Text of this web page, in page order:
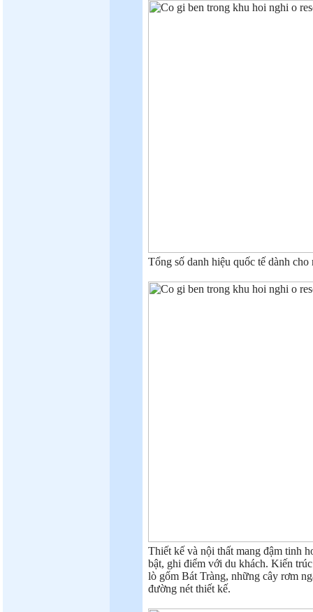
Tổng số danh hiệu quốc tế dành cho
Thiết kế và nội thất mang đậm tinh
bật, ghi điểm với du khách. Kiến
lò gốm Bát Tràng, những cây rơm
đường nét thiết kế.